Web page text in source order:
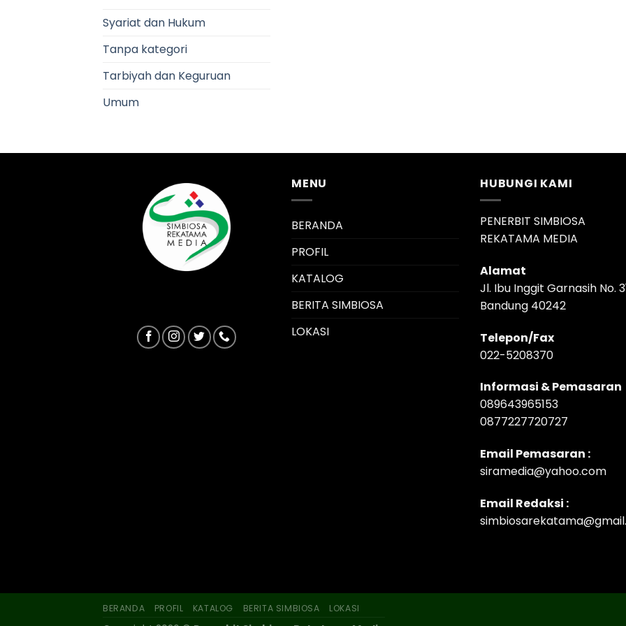
Syariat dan Hukum
Tanpa kategori
Tarbiyah dan Keguruan
Umum
MENU
BERANDA
PROFIL
KATALOG
BERITA SIMBIOSA
LOKASI
HUBUNGI KAMI
PENERBIT SIMBIOSA
REKATAMA MEDIA
Alamat
Jl. Ibu Inggit Garnasih No.
Bandung 40242
Telepon/Fax
022-5208370
Informasi & Pemasaran
089643965153
0877227720727
Email Pemasaran :
siramedia@yahoo.com
Email Redaksi :
BERANDA PROFIL KATALOG BERITA SIMBIOSA LOKASI